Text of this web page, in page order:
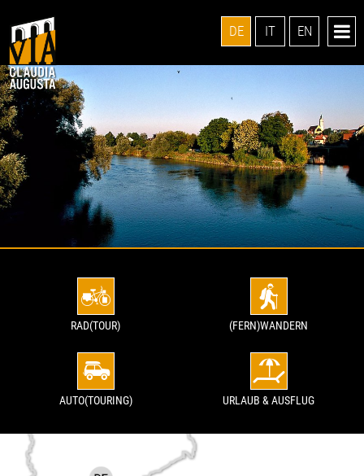
DE IT EN
RAD(TOUR) (FERN)WANDERN
AUTO(TOURING) URLAUB & AUSFLUG